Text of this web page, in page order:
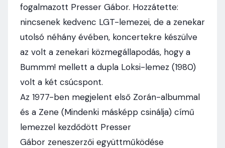
fogalmazott Presser Gábor. Hozzátette:
nincsenek kedvenc LGT-lemezei, de a zenekar
utolsó néhány évében, koncertekre készülve
az volt a zenekari közmegállapodás, hogy a
Bummm! mellett a dupla Loksi-lemez (1980)
volt a két csúcspont.
Az 1977-ben megjelent első Zorán-albummal
és a Zene (Mindenki másképp csinálja) című
lemezzel kezdődött Presser
Gábor zeneszerzői együttműködése